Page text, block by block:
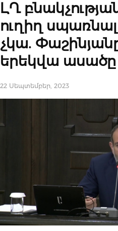
ԼՂ
ուղիղ
չկա.
երեկվա ասածը
22 Սեպտեմբեր, 2023